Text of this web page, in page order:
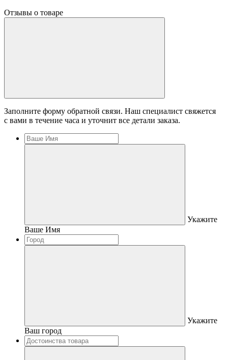
Отзывы о товаре
Заполните форму обратной связи. Наш специалист свяжется
с вами в течение часа и уточнит все детали заказа.
Укажите
Ваше Имя
Укажите
Ваш город